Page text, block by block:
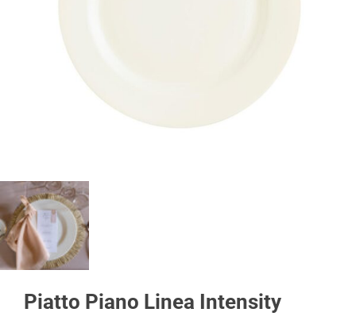
Piatto Piano Linea Intensity